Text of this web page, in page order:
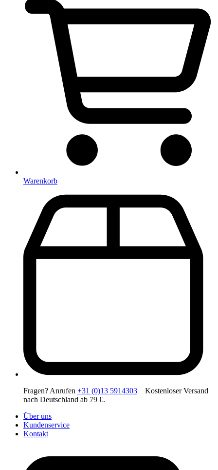
Warenkorb
Fragen? Anrufen +31 (0)13 5914303 Kostenloser Versand
nach Deutschland ab 79 €.
Über uns
Kundenservice
Kontakt